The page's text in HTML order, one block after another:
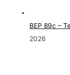
BEP 89c –
2026